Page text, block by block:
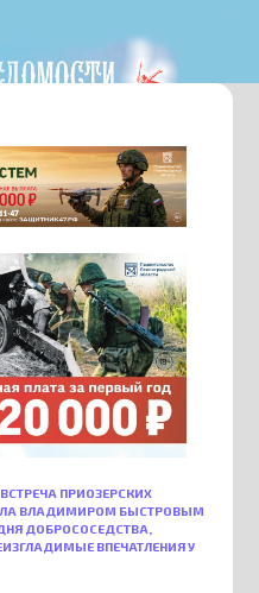
ПРИОЗЕРСКИХ
ВЛАДИМИРОМ БЫСТРОВЫМ
ДОБРОСОСЕДСТВА,
ВПЕЧАТЛЕНИЯ У